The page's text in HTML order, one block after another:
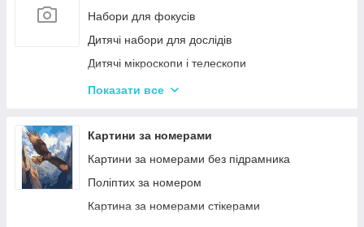
Аліас Або Скажи Інакше
Гра Хто Я?
Вікторина
Твістер
Ігри типу Дженга
Ігри-головоломки
Дитяче Лото і Доміно
Гра Морський Бій
Набори для фокусів
Дитячі набори для дослідів
Дитячі мікроскопи і телескопи
Розвиваючі Магніти для дітей
Дитячі ноутбуки, планшети
Інтерактивні розмовляючі плакати
Спіннери
Показати все
Картини за номерами
Картини за номерами без підрамника
Поліптих за номером
Картина за номерами стікерами